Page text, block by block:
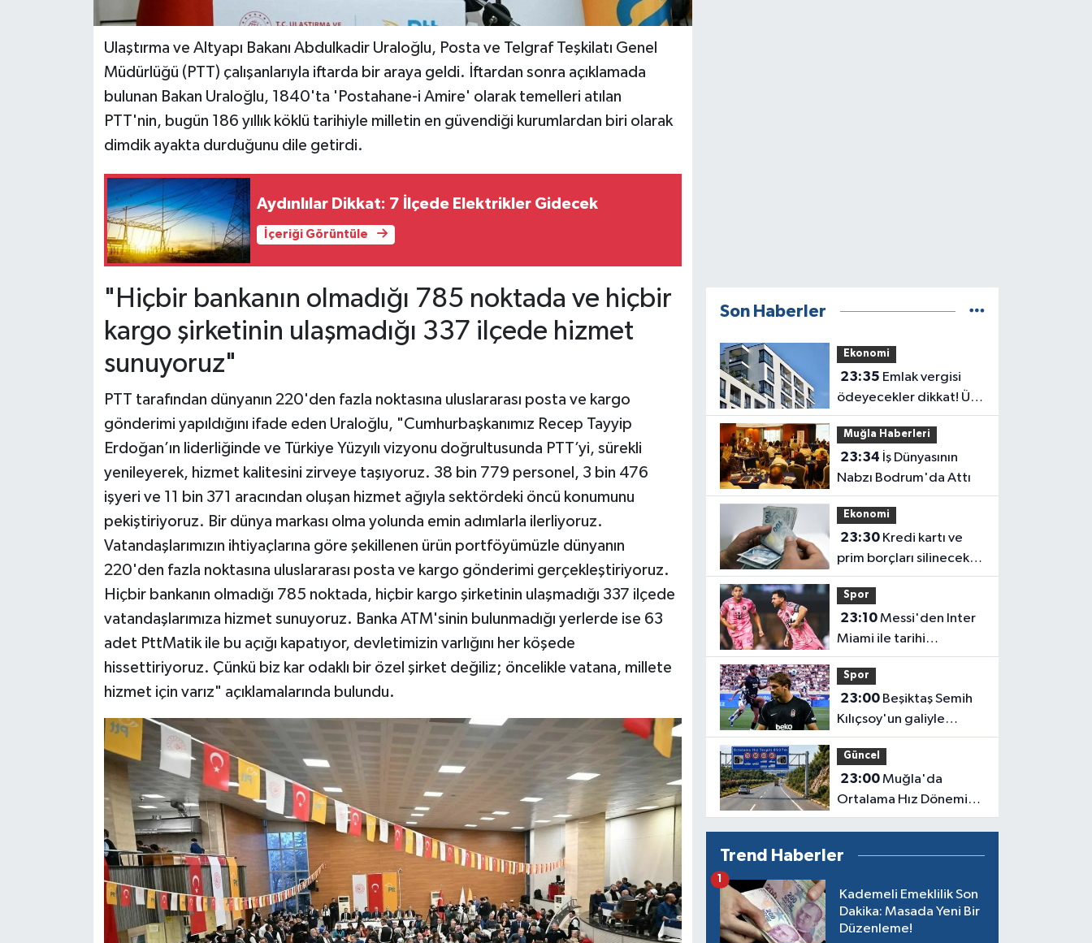
Ulaştırma ve Altyapı Bakanı Abdulkadir Uraloğlu, Posta ve Telgraf Teşkilatı Genel
Müdürlüğü (PTT) çalışanlarıyla iftarda bir araya geldi. İftardan sonra açıklamada
bulunan Bakan Uraloğlu, 1840'ta 'Postahane-i Amire' olarak temelleri atılan
PTT'nin, bugün 186 yıllık köklü tarihiyle milletin en güvendiği kurumlardan biri olarak
dimdik ayakta durduğunu dile getirdi.
Aydınlılar Dikkat: 7 İlçede Elektrikler Gidecek
İçeriği Görüntüle
"Hiçbir bankanın olmadığı 785 noktada ve hiçbir
kargo şirketinin ulaşmadığı 337 ilçede hizmet
sunuyoruz"
PTT tarafından dünyanın 220'den fazla noktasına uluslararası posta ve kargo
gönderimi yapıldığını ifade eden Uraloğlu, "Cumhurbaşkanımız Recep Tayyip
Erdoğan’ın liderliğinde ve Türkiye Yüzyılı vizyonu doğrultusunda PTT’yi, sürekli
yenileyerek, hizmet kalitesini zirveye taşıyoruz. 38 bin 779 personel, 3 bin 476
işyeri ve 11 bin 371 aracından oluşan hizmet ağıyla sektördeki öncü konumunu
pekiştiriyoruz. Bir dünya markası olma yolunda emin adımlarla ilerliyoruz.
Vatandaşlarımızın ihtiyaçlarına göre şekillenen ürün portföyümüzle dünyanın
220'den fazla noktasına uluslararası posta ve kargo gönderimi gerçekleştiriyoruz.
Hiçbir bankanın olmadığı 785 noktada, hiçbir kargo şirketinin ulaşmadığı 337 ilçede
vatandaşlarımıza hizmet sunuyoruz. Banka ATM'sinin bulunmadığı yerlerde ise 63
adet PttMatik ile bu açığı kapatıyor, devletimizin varlığını her köşede
hissettiriyoruz. Çünkü biz kar odaklı bir özel şirket değiliz; öncelikle vatana, millete
hizmet için varız" açıklamalarında bulundu.
Son Haberler
Ekonomi
23:35
ödeyecekler dikkat! Üst
sınır değişti
Muğla Haberleri
23:34
Nabzı Bodrum'da Attı
Ekonomi
23:30Kredi kartı ve
prim borçları silinecek
mi? Gözler TBMM'ye
çevrildi
Spor
23:10Messi'den Inter
Miami ile tarihi
performans! Rekorlara
doymuyor
Spor
23:00Beşiktaş Semih
Kılıçsoy'un galiyle
avantajı elde etti!
Güncel
23:00Muğla'da
Ortalama Hız Dönemi
Başlıyor
Trend Haberler
Kademeli Emeklilik Son
Dakika: Masada Yeni Bir
Düzenleme!
1